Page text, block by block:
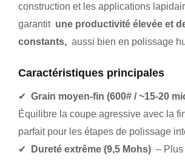
construction et les applications
garantit une productivité élevée et
constants, aussi bien en polissage
Caractéristiques principales
✔ Grain moyen-fin (600# / ~15-20
Équilibre la coupe agressive avec la
parfait pour les étapes de polissage
✔
Dureté extrême (9,5 Mohs) – Plus